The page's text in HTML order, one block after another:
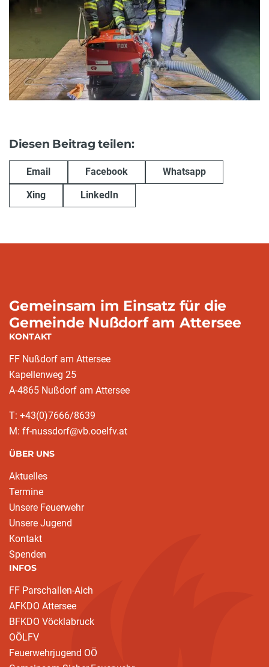
Diesen Beitrag teilen:
Email Facebook Whatsapp
Xing LinkedIn
Gemeinsam im Einsatz für die
Gemeinde Nußdorf am Attersee
KONTAKT
FF Nußdorf am Attersee
Kapellenweg 25
A-4865 Nußdorf am Attersee
T: +43(0)7666/8639
M: ff-nussdorf@vb.ooelfv.at
ÜBER UNS
Aktuelles
Termine
Unsere Feuerwehr
Unsere Jugend
Kontakt
Spenden
INFOS
FF Parschallen-Aich
AFKDO Attersee
BFKDO Vöcklabruck
OÖLFV
Feuerwehrjugend OÖ